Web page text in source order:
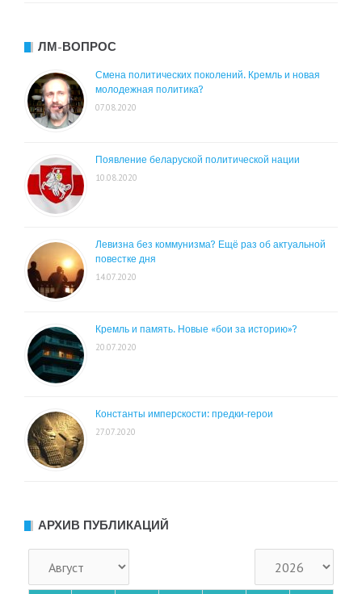
ЛМ-ВОПРОС
Смена политических поколений. Кремль и новая
молодежная политика?
07.08.2020
Появление беларуской политической нации
10.08.2020
Левизна без коммунизма? Ещё раз об актуальной
повестке дня
14.07.2020
Кремль и память. Новые «бои за историю»?
20.07.2020
Константы имперскости: предки-герои
27.07.2020
АРХИВ ПУБЛИКАЦИЙ